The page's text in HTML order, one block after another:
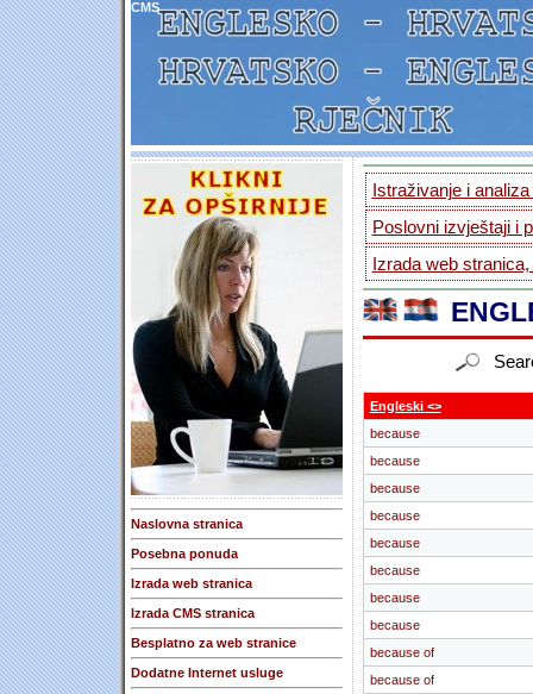
CMS
Naslovna stranica
Posebna ponuda
Izrada web stranica
Izrada CMS stranica
Besplatno za web stranice
Dodatne Internet usluge
Istraživanje i
Poslovni izvještaji i
Izrada web
Engleski <>
because
because
because
because
because
because
because
because
because of
because of